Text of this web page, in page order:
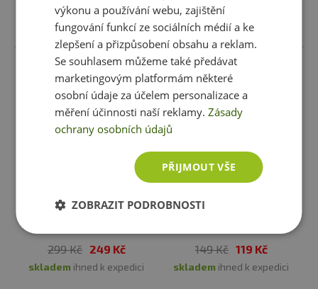
Vložit do košíku Vložit do košíku
ČISTÍME SKLADY
Grizly Studentská směs
299 Kč 249 Kč
skladem ihned k expedici
-20%
ČISTÍME SKLADY
GRIZLY Tapioka perly 1000 g
149 Kč 119 Kč
skladem ihned k expedici
výkonu a používání webu, zajištění
fungování funkcí ze sociálních médií a ke
zlepšení a přizpůsobení obsahu a reklam.
Se souhlasem můžeme také předávat
marketingovým platformám některé
osobní údaje za účelem personalizace a
měření účinnosti naší reklamy.Zásady
ochrany osobních údajů
PŘIJMOUT VŠE
ZOBRAZIT PODROBNOSTI